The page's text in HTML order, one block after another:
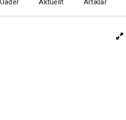
Aktuellt Artiklar